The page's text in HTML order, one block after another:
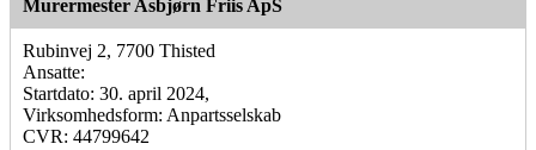
Murermester Asbjørn Friis ApS
Rubinvej 2, 7700 Thisted
Ansatte:
Startdato: 30. april 2024,
Virksomhedsform: Anpartsselskab
CVR: 44799642